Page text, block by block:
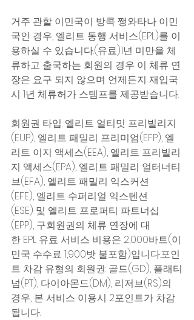
거주 관할 이민국이 방콕 쨍와타나 이민
국인 경우, 엘리트 동행 서비스(EPL)를 이
용하실 수 있습니다.(유료)1년 미만을 체
류하고 출국하는 회원의 경우 이 체류 연
장은 요구 되지 않으며 언제든지 재입국
시 1년 체류허가 스템프를 제공받습니다.
회원권 타입: 엘리트 얼티밋 프리빌리지
(EUP), 엘리트 패밀리 프리미엄(EFP), 엘
리트 이지 액세스(EEA), 엘리트 프리빌리
지 액세스(EPA), 엘리트 패밀리 얼터너티
브(EFA), 엘리트 패밀리 익스커션
(EFE), 엘리트 수퍼리얼 익스텐션
(ESE) 및 엘리트 프로퍼티 파트너십
(EPP), 구회원권의 체류 연장에 대
한 EPL 유료 서비스 비용은 2,000바트(이
민국 수수료 1,900밧 불포함)입니다.포인
트 차감 유형의 회원권: 골드(GD), 플래티
넘(PT), 다이아몬드(DM), 리저브(RS)의
경우, 본 서비스 이용시 2포인트가 차감
됩니다.